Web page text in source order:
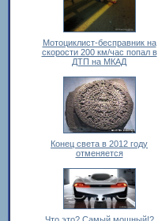
Мотоциклист-бесправник на
скорости 200 км/час попал в
ДТП на МКАД
Конец света в 2012 году
отменяется